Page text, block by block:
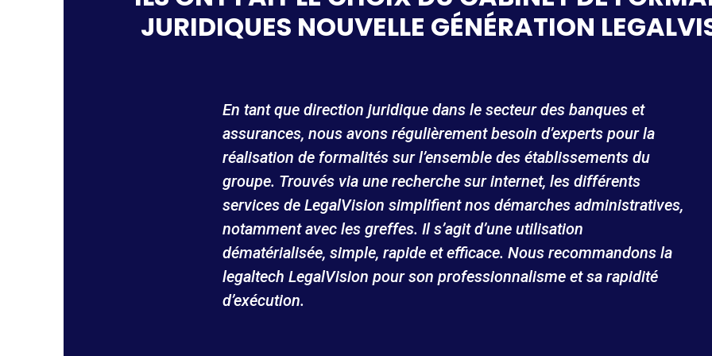
JURIDIQUES NOUVELLE GÉNÉRATION
En tant que direction juridique dans le secteur des banques et
assurances, nous avons régulièrement besoin d’experts pour la
réalisation de formalités sur l’ensemble des établissements du
groupe. Trouvés via une recherche sur internet, les différents
services de LegalVision simplifient nos démarches administratives,
notamment avec les greffes. Il s’agit d’une utilisation
dématérialisée, simple, rapide et efficace. Nous recommandons la
legaltech LegalVision pour son professionnalisme et sa rapidité
d’exécution.